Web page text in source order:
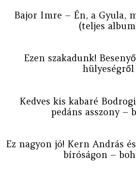
Bajor Imre – Én, a Gyula,
(teljes
Ezen szakadunk!
hülyeségről
Kedves kis kabaré
pedáns asszony –
Ez nagyon jó! Kern András
bíróságon –